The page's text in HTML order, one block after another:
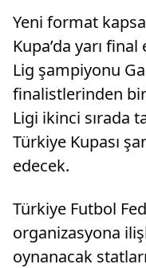
Yeni format
Kupa’da yarı
Lig şampiyonu
finalistlerinden
Ligi ikinci sırada
Türkiye Kupası
edecek.
Türkiye Futbol
organizasyona
oynanacak